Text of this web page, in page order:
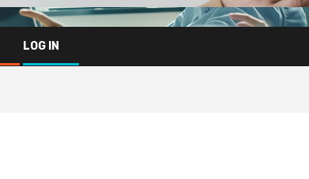
LOG IN